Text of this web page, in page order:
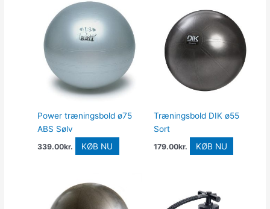
Power træningsbold ø75
ABS Sølv
339.00kr. KØB NU
Træningsbold DIK ø55
Sort
179.00kr. KØB NU